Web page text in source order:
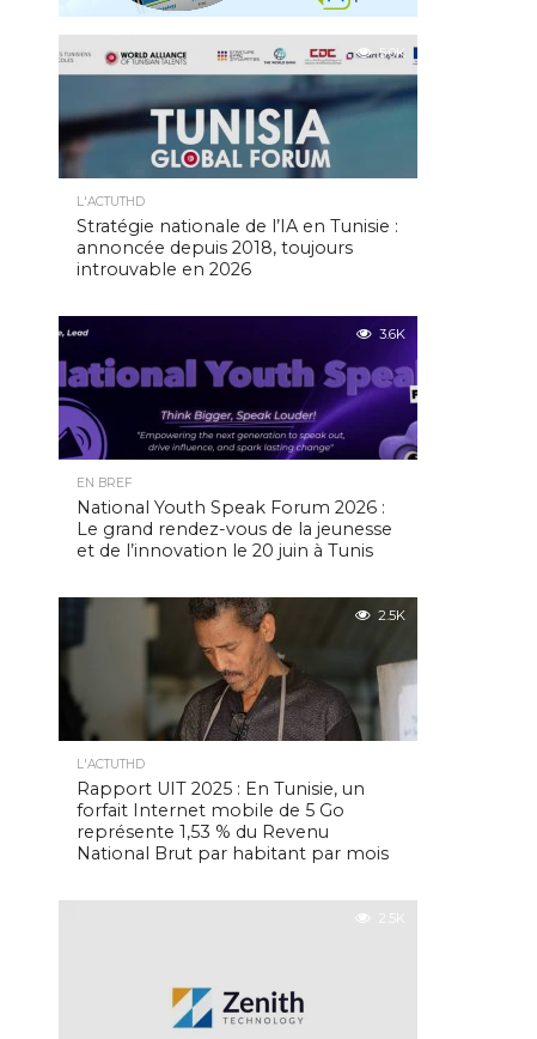
5.0K
L'ACTUTHD
Stratégie nationale de l’IA en Tunisie :
annoncée depuis 2018, toujours
introuvable en 2026
3.6K
EN BREF
National Youth Speak Forum 2026 :
Le grand rendez-vous de la jeunesse
et de l’innovation le 20 juin à Tunis
2.5K
L'ACTUTHD
Rapport UIT 2025 : En Tunisie, un
forfait Internet mobile de 5 Go
représente 1,53 % du Revenu
National Brut par habitant par mois
2.5K